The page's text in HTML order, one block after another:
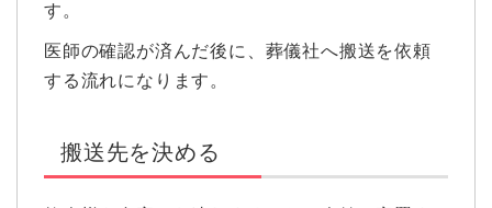
す。
医師の確認が済んだ後に、葬儀社へ搬送を依頼
する流れになります。
搬送先を決める